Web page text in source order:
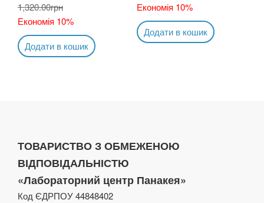
1,320.00грн
Економія 10%
Додати в кошик
Економія 10%
Додати в кошик
ТОВАРИСТВО З ОБМЕЖЕНОЮ
ВІДПОВІДАЛЬНІСТЮ
«Лабораторний центр Панакея»
Код ЄДРПОУ 44848402